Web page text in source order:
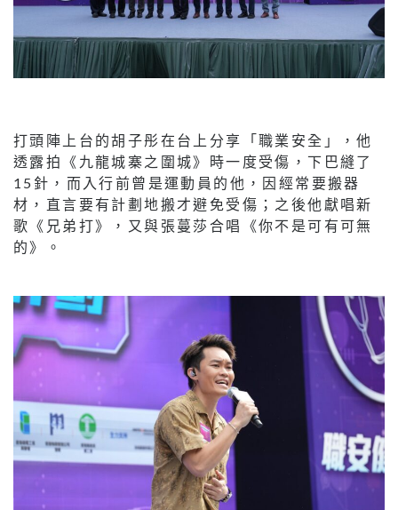
打頭陣上台的胡子彤在台上分享「職業安全」，他
透露拍《九龍城寨之圍城》時一度受傷，下巴縫了
15針，而入行前曾是運動員的他，因經常要搬器
材，直言要有計劃地搬才避免受傷；之後他獻唱新
歌《兄弟打》，又與張蔓莎合唱《你不是可有可無
的》。